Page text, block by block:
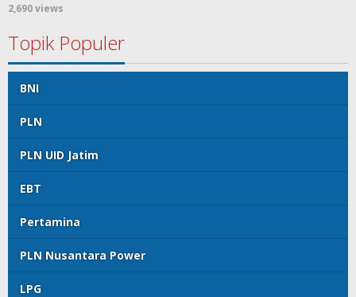
2,690 views
Topik Populer
BNI
PLN
PLN UID Jatim
EBT
Pertamina
PLN Nusantara Power
LPG